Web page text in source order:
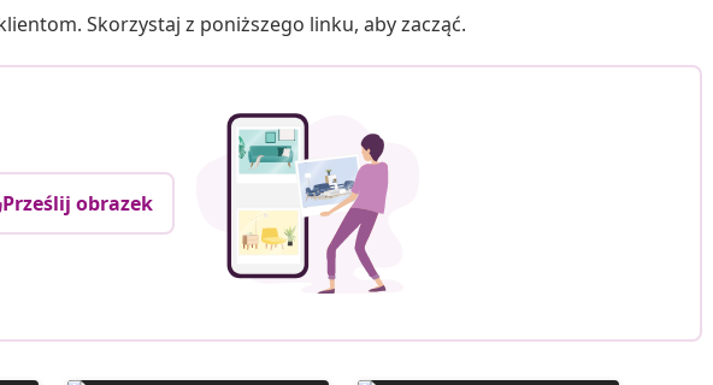
Skorzystaj z poniższego linku, aby zacząć.
Prześlij obrazek